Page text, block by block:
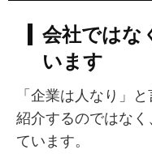
会社ではな
います
「企業は人なり」
紹介するのではな
ています。